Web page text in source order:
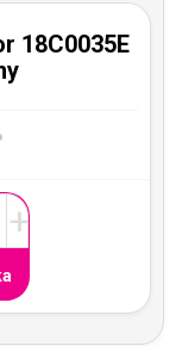
18C0035E
+